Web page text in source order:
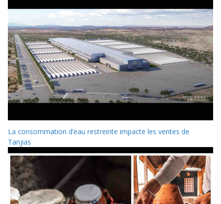
La consommation d’eau restreinte impacte les ventes de
Tanjias